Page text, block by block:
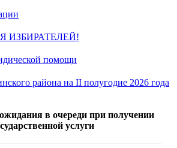
ИЗБИРАТЕЛЕЙ!
помощи
района на II полугодие 2026 года
в очереди при получении
услуги